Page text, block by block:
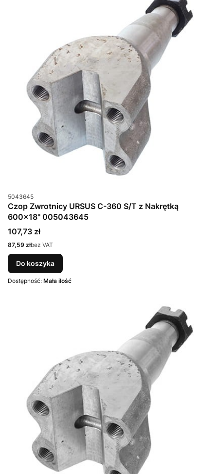
Kod produktu
5043645
Czop Zwrotnicy URSUS C-360 S/T z Nakrętką
600x18" 005043645
Cena
107,73 zł
Cena
87,59 złbez VAT
Do koszyka
Dostępność: Mała ilość